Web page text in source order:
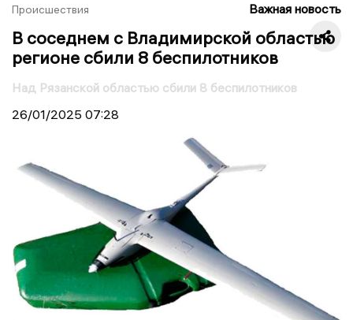
Происшествия Важная новость
В соседнем с Владимирской областью
регионе сбили 8 беспилотников
Над Рязанской областью сбили 8 беспилотников
26/01/2025 07:28